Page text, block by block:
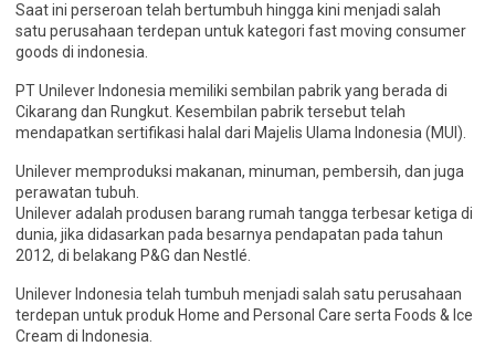
Saat ini perseroan telah bertumbuh hingga kini menjadi salah
satu perusahaan terdepan untuk kategori fast moving consumer
goods di indonesia.
PT Unilever Indonesia memiliki sembilan pabrik yang berada di
Cikarang dan Rungkut. Kesembilan pabrik tersebut telah
mendapatkan sertifikasi halal dari Majelis Ulama Indonesia (MUI).
Unilever memproduksi makanan, minuman, pembersih, dan juga
perawatan tubuh.
Unilever adalah produsen barang rumah tangga terbesar ketiga di
dunia, jika didasarkan pada besarnya pendapatan pada tahun
2012, di belakang P&G dan Nestlé.
Unilever Indonesia telah tumbuh menjadi salah satu perusahaan
terdepan untuk produk Home and Personal Care serta Foods & Ice
Cream di Indonesia.